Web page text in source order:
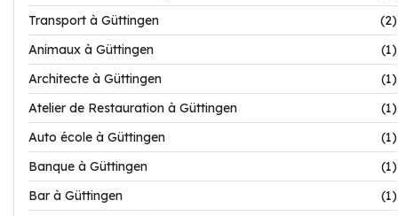
Transport à Güttingen
(2)
Animaux à Güttingen
(1)
Architecte à Güttingen
(1)
Atelier de Restauration à Güttingen
(1)
Auto école à Güttingen
(1)
Banque à Güttingen
(1)
Bar à Güttingen
(1)